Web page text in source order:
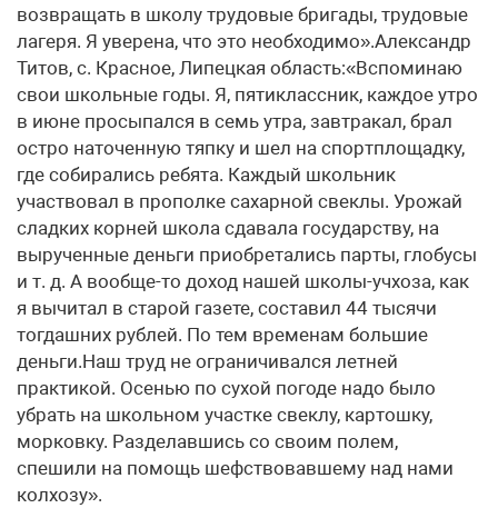
возвращать в школу трудовые бригады, трудовые
лагеря. Я уверена, что это необходимо».Александр
Титов, с. Красное, Липецкая область:«Вспоминаю
свои школьные годы. Я, пятиклассник, каждое утро
в июне просыпался в семь утра, завтракал, брал
остро наточенную тяпку и шел на спортплощадку,
где собирались ребята. Каждый школьник
участвовал в прополке сахарной свеклы. Урожай
сладких корней школа сдавала государству, на
вырученные деньги приобретались парты, глобусы
и т. д. А вообще-то доход нашей школы-учхоза, как
я вычитал в старой газете, составил 44 тысячи
тогдашних рублей. По тем временам большие
деньги.Наш труд не ограничивался летней
практикой. Осенью по сухой погоде надо было
убрать на школьном участке свеклу, картошку,
морковку. Разделавшись со своим полем,
спешили на помощь шефствовавшему над нами
колхозу».